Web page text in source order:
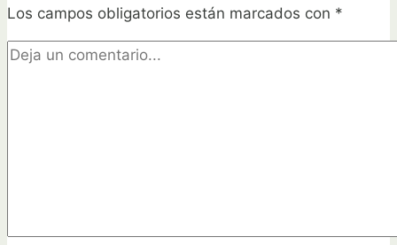
regando
demasiado
o
Los campos obligatorios están marcados con *